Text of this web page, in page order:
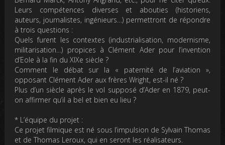
Leurs compétences diverses et abouties (historiens,
auteurs, journalistes, ingénieurs…) permettront de répondre
à trois questions :
Quels furent les contextes (industrialisation, modernisme,
militarisation…) propices à Clément Ader pour l’invention
d’Eole à la fin du XIXe siècle ?
Comment le débat sur la « paternité de l’aviation »,
opposant Clément Ader aux frères Wright, est-il né ?
Plus d’un siècle après le vol supposé d’Ader en 1879, peut-
on affirmer qu’il a bel et bien eu lieu ?
* L’équipe du projet :
Ce projet filmique est né sous l’impulsion de Sylvain Thomas
et de Thomas Leroux, qui en seront les réalisateurs.